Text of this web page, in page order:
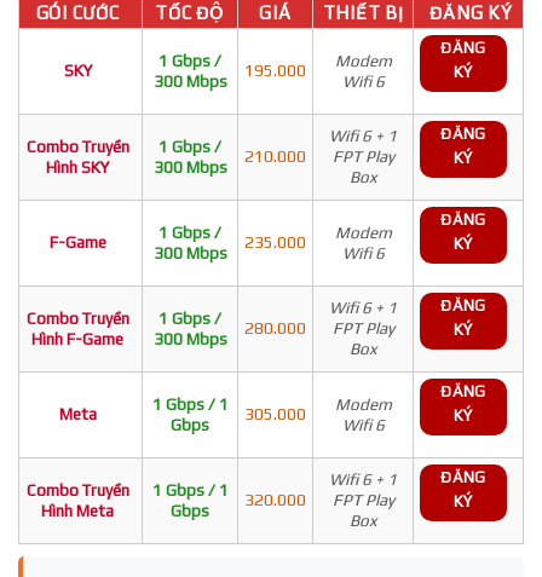
GÓI CƯỚC TỐC ĐỘ GIÁ THIẾT BỊ ĐĂNG KÝ
SKY
1 Gbps /
300 Mbps
195.000
Modem
Wifi 6
ĐĂNG
KÝ
Combo Truyền
Hình SKY
1 Gbps /
300 Mbps
210.000
Wifi 6 + 1
FPT Play
Box
ĐĂNG
KÝ
F-Game
1 Gbps /
300 Mbps
235.000
Modem
Wifi 6
ĐĂNG
KÝ
Combo Truyền
Hình F-Game
1 Gbps /
300 Mbps
280.000
Wifi 6 + 1
FPT Play
Box
ĐĂNG
KÝ
Meta
1 Gbps / 1
Gbps
305.000
Modem
Wifi 6
ĐĂNG
KÝ
Combo Truyền
Hình Meta
1 Gbps / 1
Gbps
320.000
Wifi 6 + 1
FPT Play
Box
ĐĂNG
KÝ